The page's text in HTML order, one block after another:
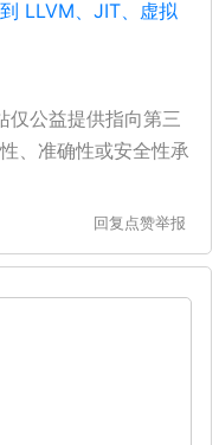
LLVM、JIT、虚拟
仅公益提供指向第三
、准确性或安全性承
回复 点赞举报